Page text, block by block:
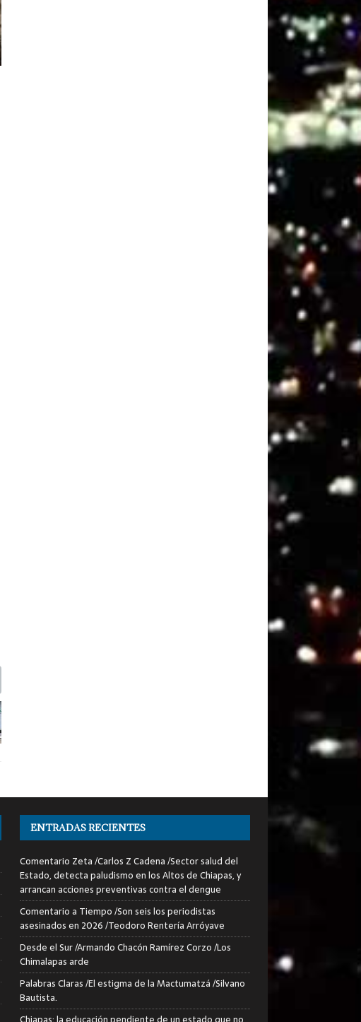
ENTRADAS RECIENTES
Comentario Zeta /Carlos Z Cadena /Sector salud del
Estado, detecta paludismo en los Altos de Chiapas, y
arrancan acciones preventivas contra el dengue
Comentario a Tiempo /Son seis los periodistas
asesinados en 2026 /Teodoro Rentería Arróyave
Desde el Sur /Armando Chacón Ramírez Corzo /Los
Chimalapas arde
Palabras Claras /El estigma de la Mactumatzá /Silvano
Bautista.